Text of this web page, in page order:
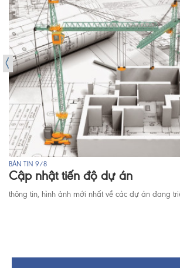
BẢN TIN 9/8
Cập nhật tiến độ dự án
thông tin, hình ảnh mới nhất về các dự án đang